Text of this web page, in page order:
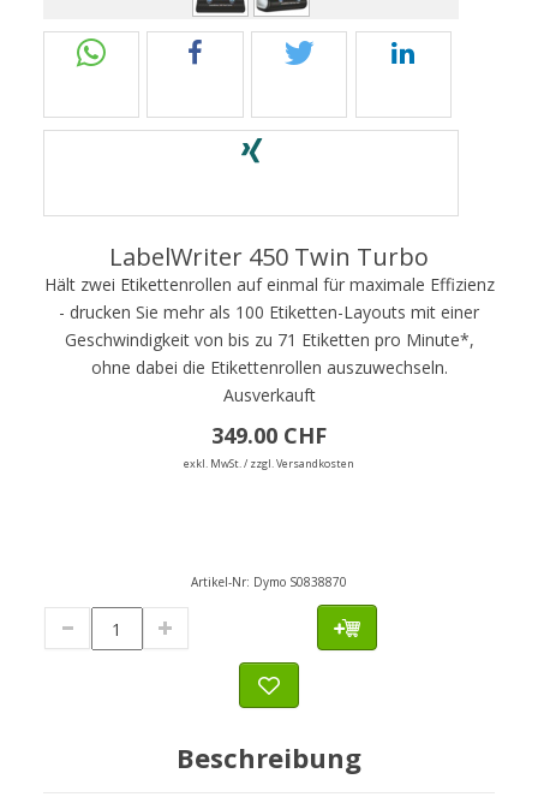
LabelWriter 450 Twin Turbo
Hält zwei Etikettenrollen auf einmal für maximale Effizienz
- drucken Sie mehr als 100 Etiketten-Layouts mit einer
Geschwindigkeit von bis zu 71 Etiketten pro Minute*,
ohne dabei die Etikettenrollen auszuwechseln.
Ausverkauft
349.00 CHF
exkl. MwSt. / zzgl. Versandkosten
Artikel-Nr: Dymo S0838870
Beschreibung